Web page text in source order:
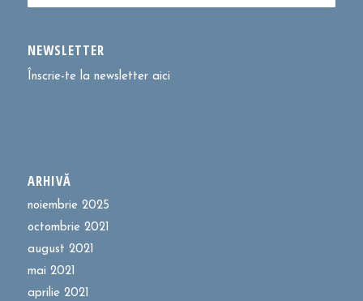
NEWSLETTER
Înscrie-te la newsletter aici
ARHIVĂ
noiembrie 2025
octombrie 2021
august 2021
mai 2021
aprilie 2021